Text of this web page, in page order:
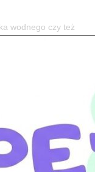
wodnego czy też